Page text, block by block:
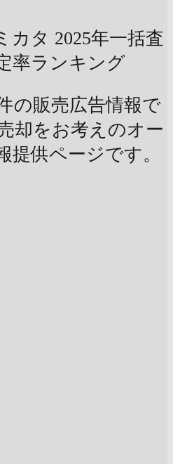
タ 2025年一括査
率ランキング
の販売広告情報で
却をお考えのオー
提供ページです。